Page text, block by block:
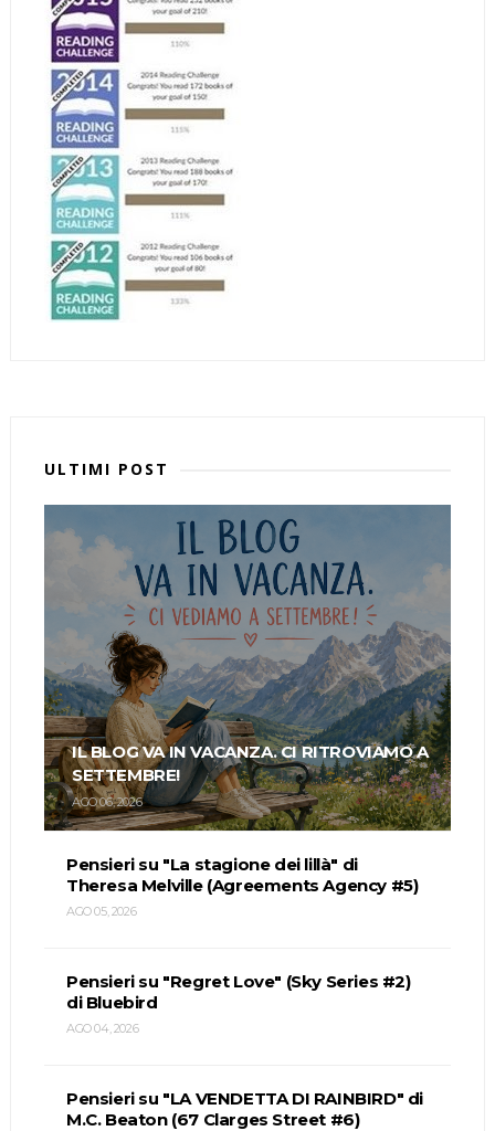
ULTIMI POST
IL BLOG VA IN VACANZA. CI RITROVIAMO A
SETTEMBRE!
AGO 06, 2026
Pensieri su "La stagione dei lillà" di
Theresa Melville (Agreements Agency #5)
AGO 05, 2026
Pensieri su "Regret Love" (Sky Series #2)
di Bluebird
AGO 04, 2026
Pensieri su "LA VENDETTA DI RAINBIRD" di
M.C. Beaton (67 Clarges Street #6)